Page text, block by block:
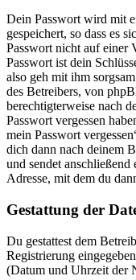
Dein Passwort wird mit
gespeichert, so dass es
Passwort nicht auf einer
Passwort ist dein
also geh mit ihm
des Betreibers, von
berechtigterweise nach
Passwort vergessen
mein Passwort
dich dann nach deinem
und sendet anschließend
Adresse, mit dem du
Gestattung der
Du gestattest dem
Registrierung
(Datum und Uhrzeit der